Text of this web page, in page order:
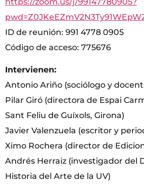
ID de reunión: 991 4778 0905
Código de acceso: 775676
Intervienen:
Antonio Ariño (sociólogo y
Pilar Giró (directora de Espai
Sant Feliu de Guíxols, Girona)
Javier Valenzuela (escritor y
Ximo Rochera (director de
Andrés Herraiz (investigador del
Historia del Arte de la UV)